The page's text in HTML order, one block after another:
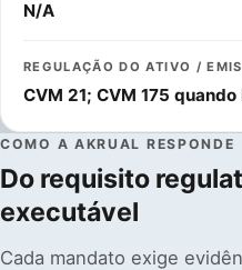
N/A
REGULAÇÃO DO ATIVO /
CVM 21; CVM 175
COMO A AKRUAL RESPONDE
Do requisito
executável
Cada mandato exige